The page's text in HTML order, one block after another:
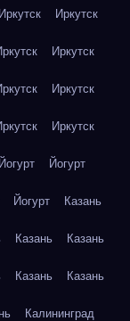
Иркутск Иркутск
Иркутск
Иркутск
Иркутск
Йогурт Йогурт
Йогурт Казань
Казань Казань
Казань Казань
Калининград